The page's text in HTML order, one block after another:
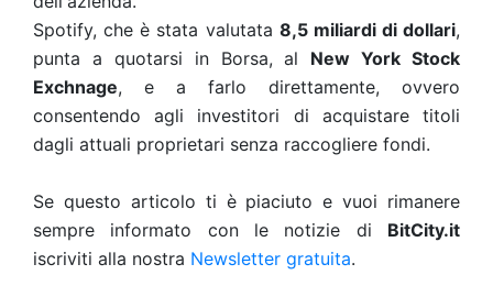
Spotify, che è stata valutata 8,5 miliardi di dollari,
punta a quotarsi in Borsa, al New York Stock
Exchnage, e a farlo direttamente, ovvero
consentendo agli investitori di acquistare titoli
dagli attuali proprietari senza raccogliere fondi.
Se questo articolo ti è piaciuto e vuoi rimanere
sempre informato con le notizie di BitCity.it
iscriviti alla nostra Newsletter gratuita.